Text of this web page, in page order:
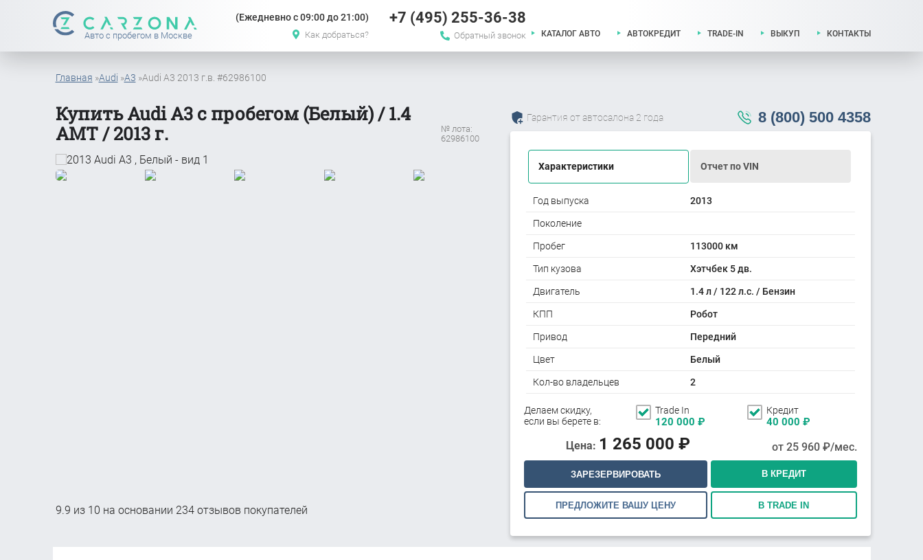
Авто с пробегом в Москве
(Ежедневно с 09:00 до 21:00)
Как добраться?
+7 (495) 255-36-38
Обратный звонок КАТАЛОГ АВТО АВТОКРЕДИТ TRADE-IN ВЫКУП КОНТАКТЫ
Главная »Audi »A3 »Audi A3 2013 г.в. #62986100
Купить Audi A3 с пробегом (Белый) / 1.4
АМТ / 2013 г.
№ лота:
62986100
9.9 из 10 на основании 234отзывов покупателей
Гарантия от автосалона 2 года 8 (800) 500 4358
Характеристики Отчет по VIN
Год выпуска 2013
Поколение
Пробег 113000 км
Тип кузова Хэтчбек 5 дв.
Двигатель 1.4 л / 122 л.с. / Бензин
КПП Робот
Привод Передний
Цвет Белый
Кол-во владельцев 2
Делаем скидку,
если вы берете в:
Trade In
120 000 ₽
Кредит
40 000 ₽
Цена: 1 265 000 ₽ от 25 960₽/мес.
ЗАРЕЗЕРВИРОВАТЬ В КРЕДИТ
ПРЕДЛОЖИТЕ ВАШУ ЦЕНУ В TRADE IN